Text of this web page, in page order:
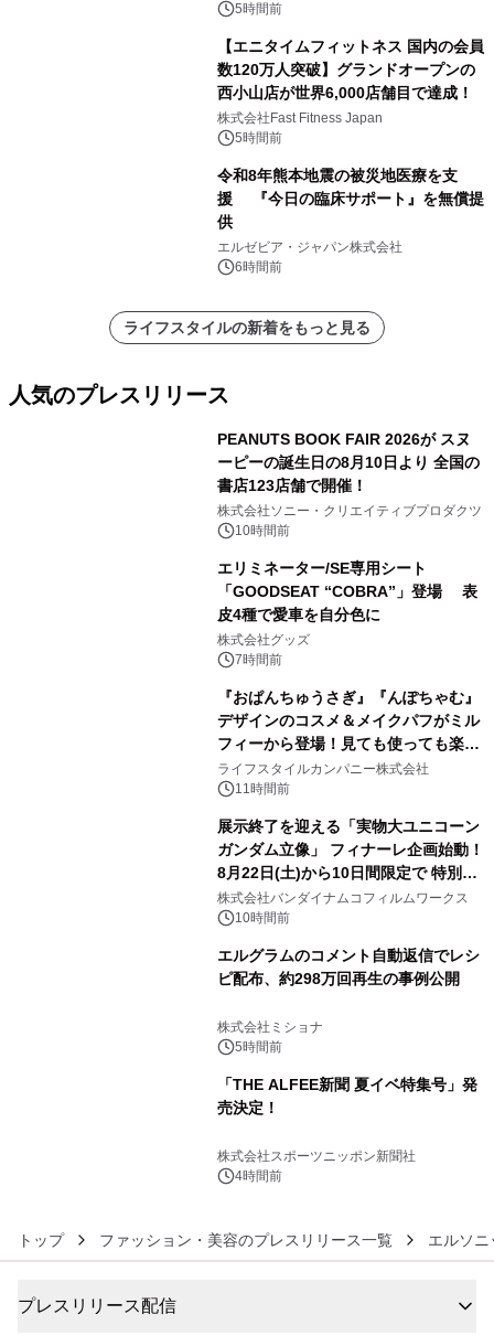
5時間前
【エニタイムフィットネス 国内の会員
数120万人突破】グランドオープンの
西小山店が世界6,000店舗目で達成！
株式会社Fast Fitness Japan
5時間前
令和8年熊本地震の被災地医療を支
援 『今日の臨床サポート』を無償提
供
エルゼビア・ジャパン株式会社
6時間前
ライフスタイルの新着をもっと見る
人気のプレスリリース
PEANUTS BOOK FAIR 2026が スヌ
ーピーの誕生日の8月10日より 全国の
書店123店舗で開催！
株式会社ソニー・クリエイティブプロダクツ
10時間前
エリミネーター/SE専用シート
「GOODSEAT “COBRA”」登場 表
皮4種で愛車を自分色に
株式会社グッズ
7時間前
『おぱんちゅうさぎ』『んぽちゃむ』
デザインのコスメ＆メイクパフがミル
フィーから登場！見ても使っても楽し
い、ポップでキュートなコレクショ
ン。
ライフスタイルカンパニー株式会社
11時間前
展示終了を迎える「実物大ユニコーン
ガンダム立像」 フィナーレ企画始動！
8月22日(土)から10日間限定で 特別映
像『UNICORN GUNDAM Statue ―
BEYOND POSSIBILITY ―』を上映！
株式会社バンダイナムコフィルムワークス
10時間前
エルグラムのコメント自動返信でレシ
ピ配布、約298万回再生の事例公開
株式会社ミショナ
5時間前
「THE ALFEE新聞 夏イベ特集号」発
売決定！
株式会社スポーツニッポン新聞社
4時間前
トップ ファッション・美容のプレスリリース一覧 エルソ
プレスリリース配信